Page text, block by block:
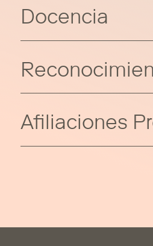
Docencia
Afiliaciones